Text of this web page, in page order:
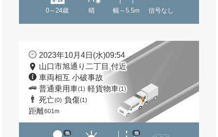
0～24歳 晴 幅～5.5m 信号なし
2023年10月4日(水)09:54
山口市旭通り二丁目 付近
車両相互 小破事故
普通乗用車(1) 軽貨物車(1)
死亡(0) 負傷(1)
距離601m
他 他